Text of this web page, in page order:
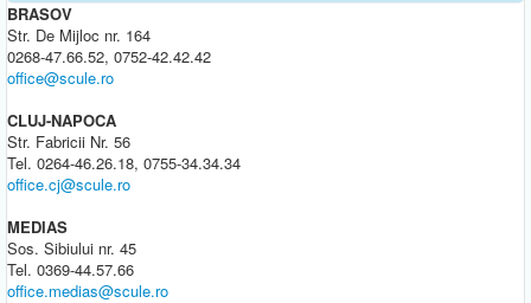
BRASOV
Str. De Mijloc nr. 164
0268-47.66.52, 0752-42.42.42
office@scule.ro
CLUJ-NAPOCA
Str. Fabricii Nr. 56
Tel. 0264-46.26.18, 0755-34.34.34
office.cj@scule.ro
MEDIAS
Sos. Sibiului nr. 45
Tel. 0369-44.57.66
office.medias@scule.ro